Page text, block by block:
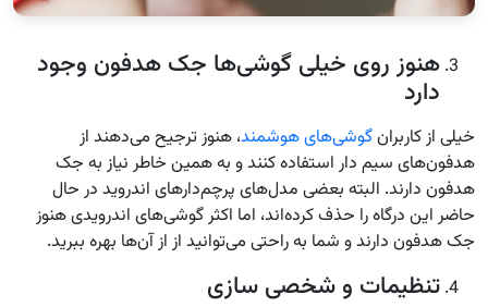
هنوز روی خیلی گوشی‌ها جک هدفون وجود
دارد
خیلی از کاربرانگوشی‌های هوشمند، هنوز ترجیح می‌دهند از
هدفون‌های سیم دار استفاده کنند و به همین خاطر نیاز به جک
هدفون دارند. البته بعضی مدل‌های پرچم‌دارهای اندروید در حال
حاضر این درگاه را حذف کرده‌اند، اما اکثر گوشی‌های اندرویدی هنوز
جک هدفون دارند و شما به راحتی می‌توانید از از آن‌ها بهره ببرید.
تنظیمات و شخصی سازی